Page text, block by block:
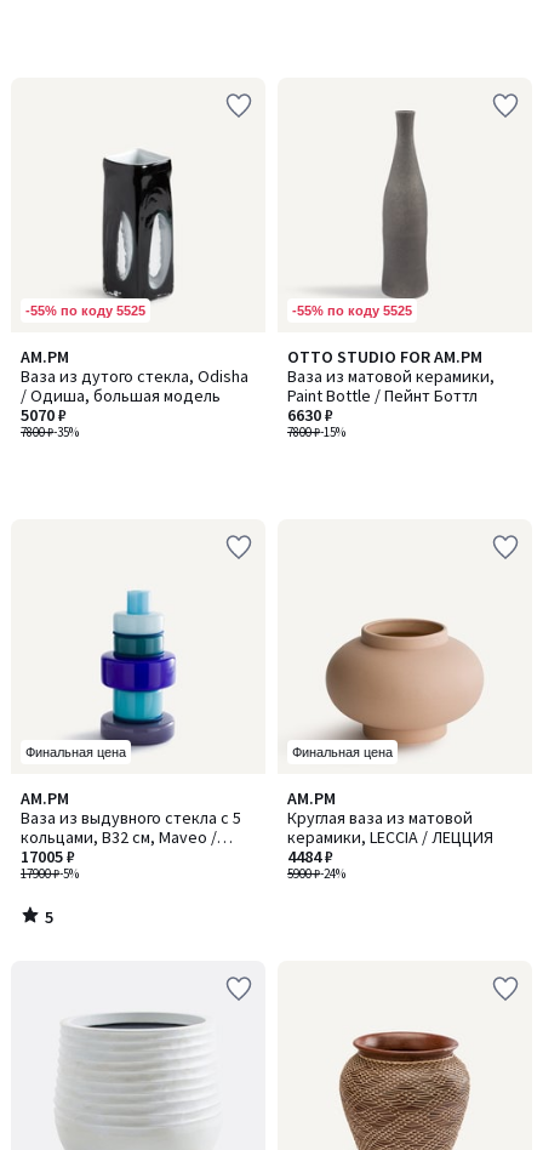
-55% по коду 5525
AM.PM
Ваза из дутого стекла, Odisha
/ Одиша, большая модель
7800 ₽-35%
5070 ₽
-55% по коду 5525
OTTO STUDIO FOR AM.PM
Ваза из матовой керамики,
Paint Bottle / Пейнт Боттл
7800 ₽-15%
6630 ₽
Финальная цена
AM.PM
Ваза из выдувного стекла с 5
кольцами, В32 см, Maveo /
Мавео
17900 ₽-5%
17005 ₽
5
/
5
5
/
Финальная цена
AM.PM
Круглая ваза из матовой
керамики, LECCIA / ЛЕЦЦИЯ
5900 ₽-24%
4484 ₽